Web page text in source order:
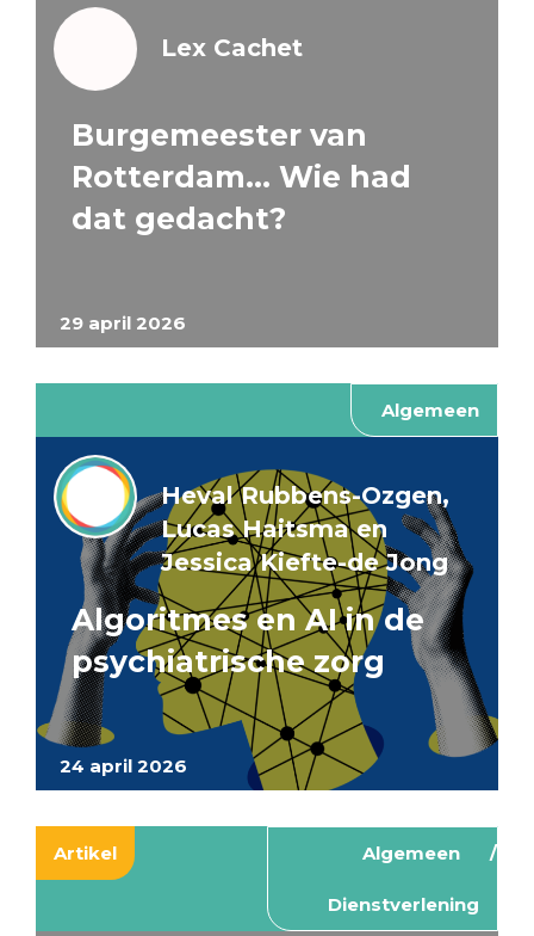
29 april 2026
Lex Cachet
Burgemeester van
Rotterdam… Wie had
dat gedacht?
Algemeen
24 april 2026
Heval Rubbens-Ozgen,
Lucas Haitsma en
Jessica Kiefte-de Jong
Algoritmes en AI in de
psychiatrische zorg
Artikel Algemeen
Dienstverlening